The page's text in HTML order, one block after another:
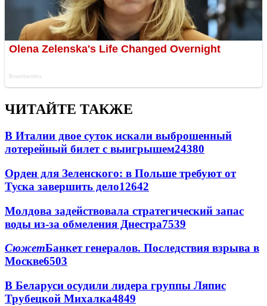
ЧИТАЙТЕ ТАКЖЕ
В Италии двое суток искали выброшенный
лотерейный билет с выигрышем24380
Орден для Зеленского: в Польше требуют от
Туска завершить дело12642
Молдова задействовала стратегический запас
воды из-за обмеления Днестра7539
СюжетБанкет генералов. Последствия взрыва в
Москве6503
В Беларуси осудили лидера группы Ляпис
Трубецкой Михалка4849